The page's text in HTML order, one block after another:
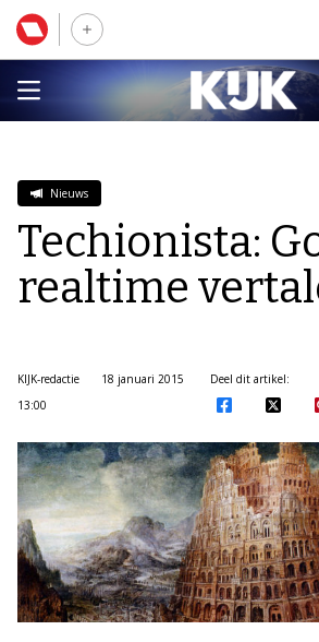
Nieuws
Techionista:
realtime
KIJK-redactie
18 januari 2015
13:00
Deel dit artikel: